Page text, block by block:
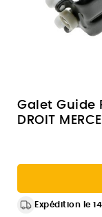
Galet Guide
DROIT
Expédition le